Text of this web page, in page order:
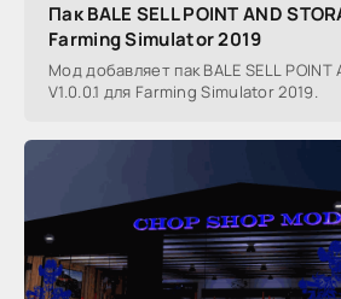
Пак BALE SELL POINT AND
Farming Simulator 2019
Мод добавляет пак BALE SELL POINT
V1.0.0.1 для Farming Simulator 2019.